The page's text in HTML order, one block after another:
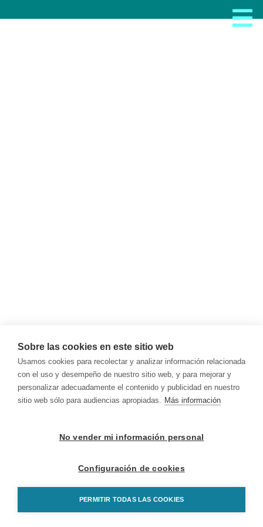
Sobre las cookies en este sitio web
Usamos cookies para recolectar y analizar información relacionada
con el uso y desempeño de nuestro sitio web, y para mejorar y
personalizar adecuadamente el contenido y publicidad en nuestro
sitio web sólo para audiencias apropiadas. Más información
No vender mi información personal
Configuración de cookies
PERMITIR TODAS LAS COOKIES